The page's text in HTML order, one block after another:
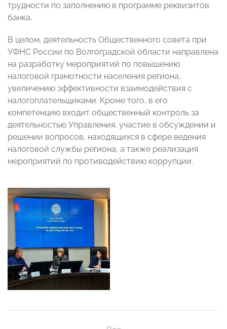
трудности по заполнению в программе реквизитов
банка.
В целом, деятельность Общественного совета при
УФНС России по Волгоградской области направлена
на разработку мероприятий по повышению
налоговой грамотности населения региона,
увеличению эффективности взаимодействия с
налогоплательщиками. Кроме того, в его
компетенцию входит общественный контроль за
деятельностью Управления, участие в обсуждении и
решении вопросов, находящихся в сфере ведения
налоговой службы региона, а также реализация
мероприятий по противодействию коррупции.